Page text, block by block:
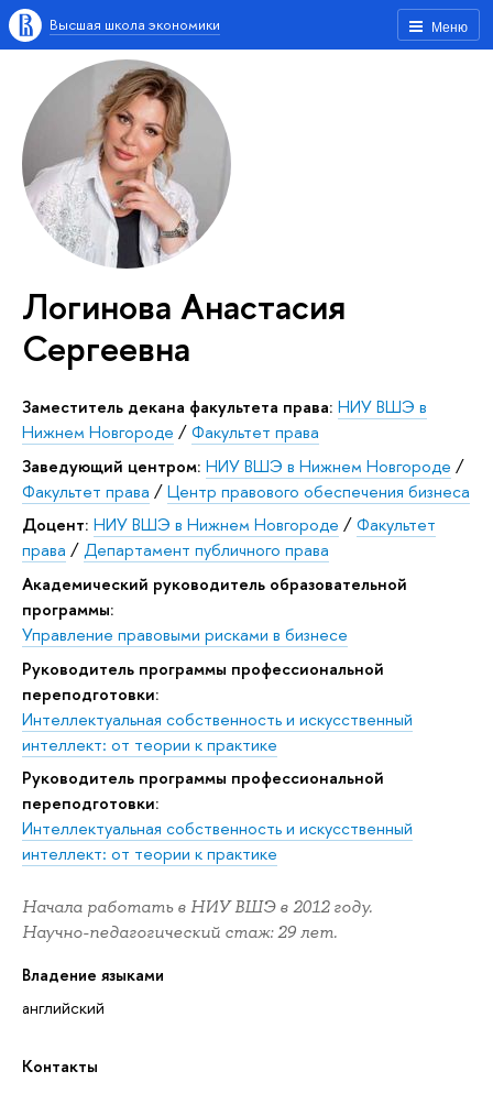
Меню
Высшая школа экономики
Логинова Анастасия
Сергеевна
Заместитель декана факультета права: НИУ ВШЭ в
Нижнем Новгороде /Факультет права
Заведующий центром: НИУ ВШЭ в Нижнем Новгороде /
Факультет права /Центр правового обеспечения бизнеса
Доцент: НИУ ВШЭ в Нижнем Новгороде /Факультет
права /Департамент публичного права
Академический руководитель образовательной
программы:
Управление правовыми рисками в бизнесе
Руководитель программы профессиональной
переподготовки:
Интеллектуальная собственность и искусственный
интеллект: от теории к практике
Руководитель программы профессиональной
переподготовки:
Интеллектуальная собственность и искусственный
интеллект: от теории к практике
Начала работать в НИУ ВШЭ в 2012 году.
Научно-педагогический стаж: 29 лет.
Владение языками
английский
Контакты